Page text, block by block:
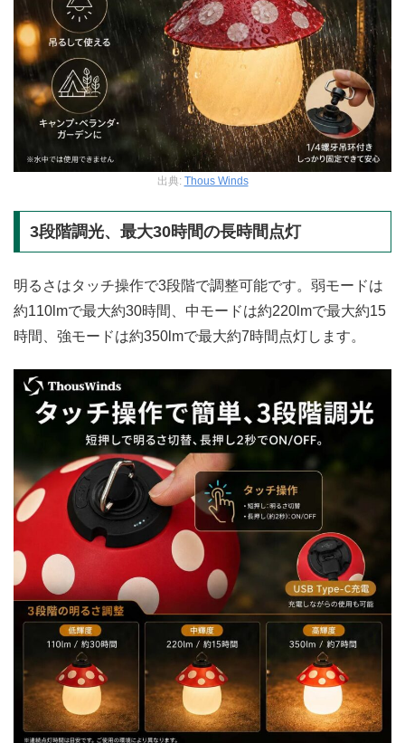
出典: Thous Winds
3段階調光、最大30時間の長時間点灯
明るさはタッチ操作で3段階で調整可能です。弱モードは
約110lmで最大約30時間、中モードは約220lmで最大約15
時間、強モードは約350lmで最大約7時間点灯します。